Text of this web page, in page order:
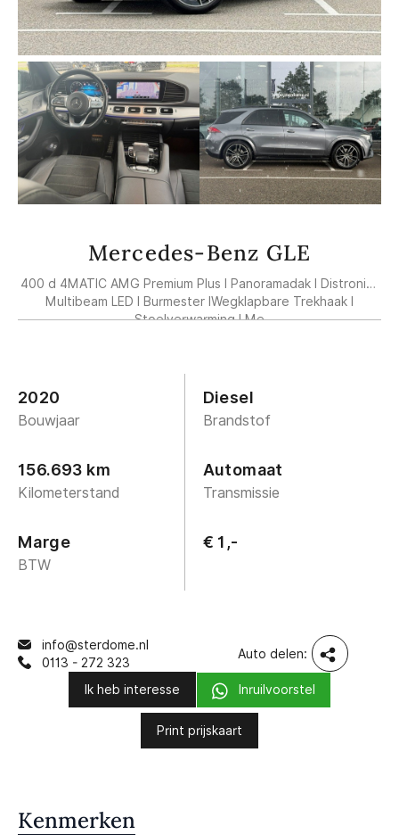
Mercedes-Benz GLE
400 d 4MATIC AMG Premium Plus l Panoramadak l Distronic l
Multibeam LED l Burmester lWegklapbare Trekhaak l
Stoelverwarming l Me
2020
Bouwjaar
Diesel
Brandstof
156.693 km
Kilometerstand
Automaat
Transmissie
Marge
BTW
€ 1,-
Ik heb interesse Inruilvoorstel
Print prijskaart
info@sterdome.nl
0113 - 272 323
Auto delen:
Kenmerken